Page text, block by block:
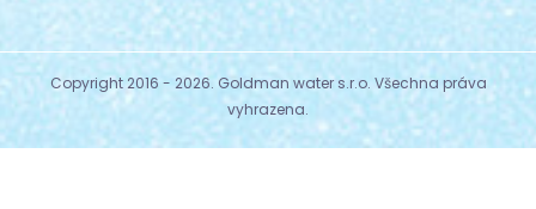
Copyright 2016 - 2026. Goldman water s.r.o. Všechna práva
vyhrazena.